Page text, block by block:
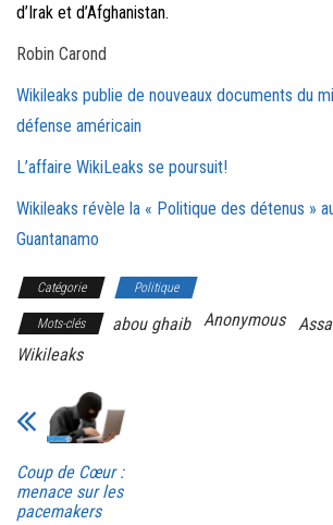
d’Irak et d’Afghanistan.
Robin Carond
Wikileaks publie de nouveaux documents du
défense américain
L’affaire WikiLeaks se poursuit!
Wikileaks révèle la « Politique des détenus »
Guantanamo
Catégorie Politique
Mots-clés abou ghaib Anonymous
Wikileaks
Coup de Cœur :
menace sur les
pacemakers